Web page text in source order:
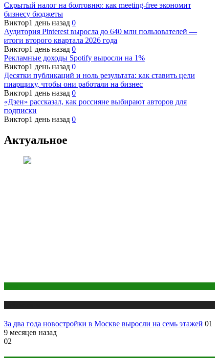
Скрытый налог на болтовню: как meeting-free экономит
бизнесу бюджеты
Виктор1 день назад 0
Аудитория Pinterest выросла до 640 млн пользователей —
итоги второго квартала 2026 года
Виктор1 день назад 0
Рекламные доходы Spotify выросли на 1%
Виктор1 день назад 0
Десятки публикаций и ноль результата: как ставить цели
пиарщику, чтобы они работали на бизнес
Виктор1 день назад 0
«Дзен» рассказал, как россияне выбирают авторов для
подписки
Виктор1 день назад 0
Актуальное
За два года новостройки в Москве выросли на семь этажей 01
9 месяцев назад
02